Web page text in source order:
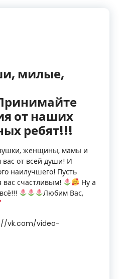
милые,
от наших
ребят!!!
женщины, мамы и
от всей души! И
наилучшего! Пусть
вас счастливым!
Ну а
Любим Вас,
vk.com/video-